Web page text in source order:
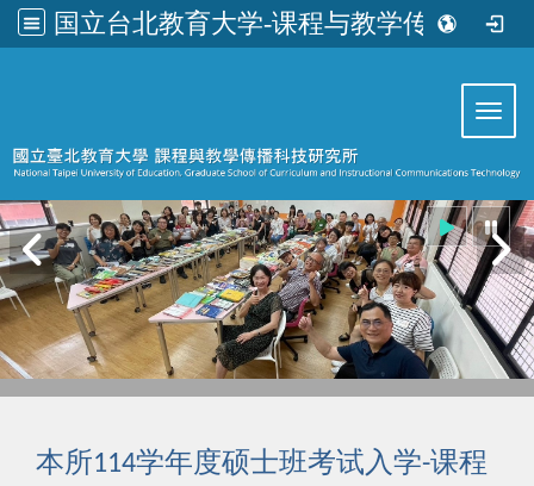
国立台北教育大学-课程与教学传播科技研究所
本所114学年度硕士班考试入学-课程